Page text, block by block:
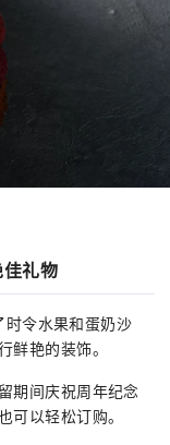
礼物
令水果和蛋奶沙
鲜艳的装饰。
期间庆祝周年纪念
可以轻松订购。